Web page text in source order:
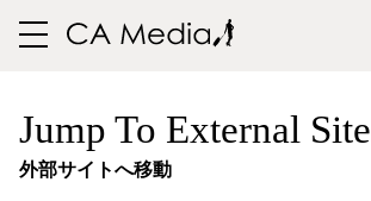
toggle
Jump To External Site
外部サイトへ移動